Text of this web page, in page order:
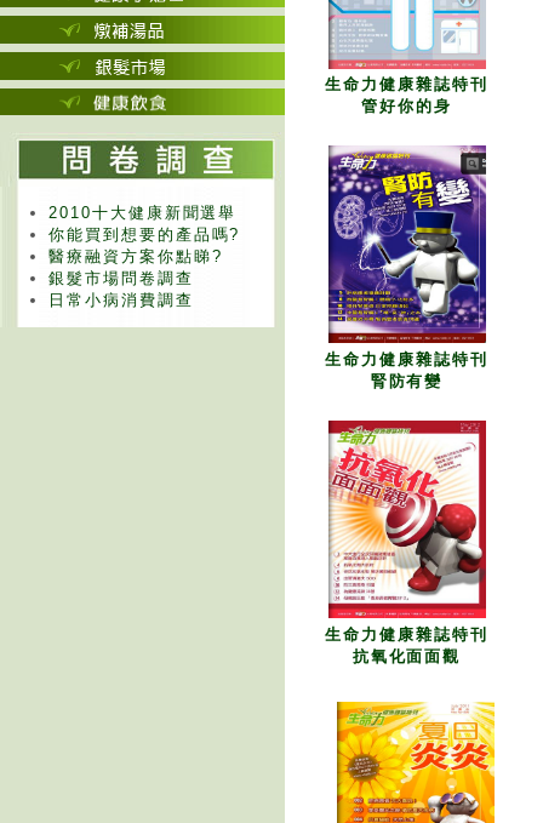
2010十大健康新聞選舉
你能買到想要的產品嗎?
醫療融資方案你點睇?
銀髮市場問卷調查
日常小病消費調查
生命力健康雜誌特刊
管好你的身
生命力健康雜誌特刊
腎防有變
生命力健康雜誌特刊
抗氧化面面觀